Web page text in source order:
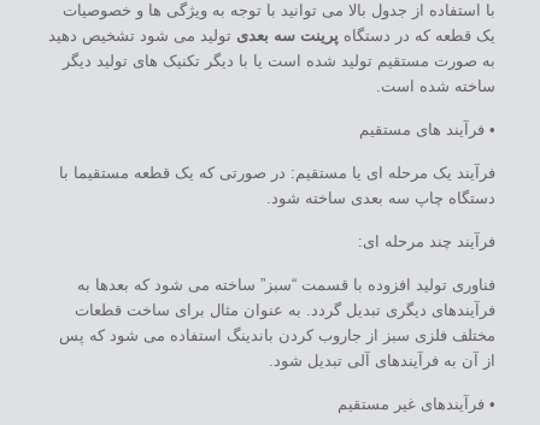
با استفاده از جدول بالا می توانید با توجه به ویژگی ها و خصوصیات
یک قطعه که در دستگاه پرینت سه بعدی تولید می شود تشخیص دهید
به صورت مستقیم تولید شده است یا با دیگر تکنیک های تولید دیگر
ساخته شده است.
• فرآیند های مستقیم
فرآیند یک مرحله ای یا مستقیم: در صورتی که یک قطعه مستقیما با
دستگاه چاپ سه بعدی ساخته شود.
فرآیند چند مرحله ای:
فناوری تولید افزوده با قسمت “سبز” ساخته می شود که بعدها به
فرآیندهای دیگری تبدیل گردد. به عنوان مثال برای ساخت قطعات
مختلف فلزی سبز از جاروب کردن باندینگ استفاده می شود که پس
از آن به فرآیندهای آلی تبدیل شود.
• فرآیندهای غیر مستقیم